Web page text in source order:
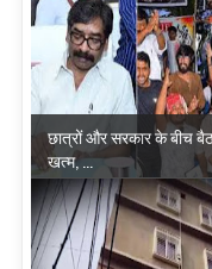
छात्रों और सरकार के बीच
खत्म, ...